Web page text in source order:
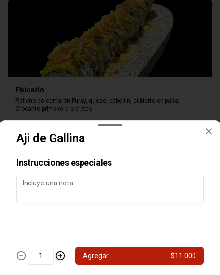
Ebicado
Relleno de camarón Furay, queso, cebollin, cubierto en palta,
Crocante primavera o brotes.
Camarón furay, palta, cubierto de queso,
chimichurri nikkei, flameado, crocante o brotes y
Aji de Gallina
Instrucciones especiales
Agregar $11.000